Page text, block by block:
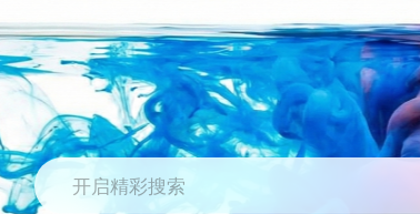
开启精彩搜索